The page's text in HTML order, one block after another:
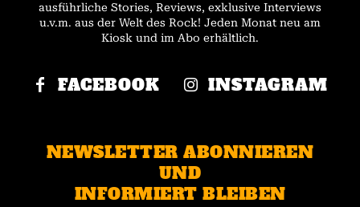
ausführliche Stories, Reviews, exklusive Interviews
u.v.m. aus der Welt des Rock! Jeden Monat neu am
Kiosk und im Abo erhältlich.
FACEBOOK INSTAGRAM
NEWSLETTER ABONNIEREN
UND
INFORMIERT BLEIBEN